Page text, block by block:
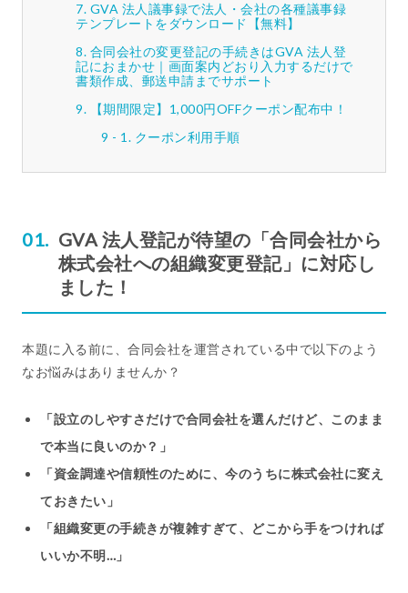
GVA 法人議事録で法人・会社の各種議事録
テンプレートをダウンロード【無料】
合同会社の変更登記の手続きはGVA 法人登
記におまかせ｜画面案内どおり入力するだけで
書類作成、郵送申請までサポート
【期間限定】1,000円OFFクーポン配布中！
クーポン利用手順
GVA 法人登記が待望の「合同会社から
株式会社への組織変更登記」に対応し
ました！
本題に入る前に、合同会社を運営されている中で以下のよう
なお悩みはありませんか？
「設立のしやすさだけで合同会社を選んだけど、このまま
で本当に良いのか？」
「資金調達や信頼性のために、今のうちに株式会社に変え
ておきたい」
「組織変更の手続きが複雑すぎて、どこから手をつければ
いいか不明…」